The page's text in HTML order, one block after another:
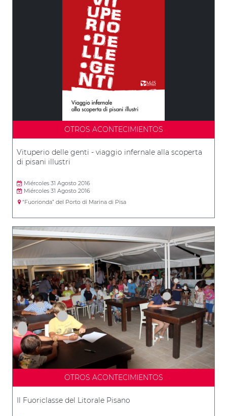
OTROS ACONTECIMIENTOS
Vituperio delle genti - viaggio infernale alla scoperta
di pisani illustri
Miércoles 31 Agosto 2016
Miércoles 31 Agosto 2016
“Fuorionda” del Porto di Marina di Pisa
OTROS ACONTECIMIENTOS
Il Fuoriclasse del Litorale Pisano